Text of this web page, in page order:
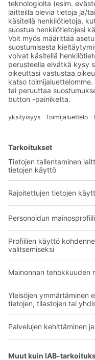
Tilaa BITO-
Uutisia ja
maailmasta
BITO-ratkaisut
Laatikot ja säiliöt
Kuljetusjärjestelmät
Palvelumme
Yritys
Tietoa meistä
Tehtaamme
YOUR